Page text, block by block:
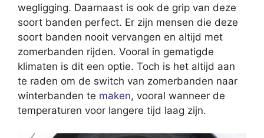
wegligging. Daarnaast is ook de grip van deze
soort banden perfect. Er zijn mensen die deze
soort banden nooit vervangen en altijd met
zomerbanden rijden. Vooral in gematigde
klimaten is dit een optie. Toch is het altijd aan
te raden om de switch van zomerbanden naar
winterbanden te maken, vooral wanneer de
temperaturen voor langere tijd laag zijn.